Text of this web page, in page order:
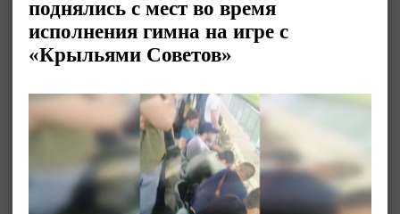
поднялись с мест во время
исполнения гимна на игре с
«Крыльями Советов»